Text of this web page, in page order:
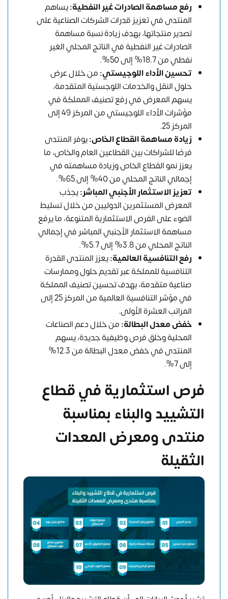
رفع مساهمة الصادرات غير النفطية:يساهم
المنتدى في تعزيز قدرات الشركات الصناعية على
تصدير منتجاتها، بهدف زيادة نسبة مساهمة
الصادرات غير النفطية في الناتج المحلي الغير
نفطي من 18.7% إلى 50%.
تحسين الأداء اللوجيستي:من خلال عرض
حلول النقل والخدمات اللوجستية المتقدمة،
يسهم المعرض في رفع تصنيف المملكة في
مؤشرات الأداء اللوجيستي من المركز 49 إلى
المركز 25.
زيادة مساهمة القطاع الخاص:يوفر المنتدى
فرصًا للشراكات بين القطاعين العام والخاص، ما
يعزز نمو القطاع الخاص وزيادة مساهمته في
إجمالي الناتج المحلي من 40% إلى 65%.
تعزيز الاستثمار الأجنبي المباشر:يجذب
المعرض المستثمرين الدوليين من خلال تسليط
الضوء على الفرص الاستثمارية المتنوعة، ما يرفع
مساهمة الاستثمار الأجنبي المباشر في إجمالي
الناتج المحلي من 3.8% إلى 5.7%.
رفع التنافسية العالمية:يعزز المنتدى القدرة
التنافسية للمملكة عبر تقديم حلول وممارسات
صناعية متقدمة، بهدف تحسين تصنيف المملكة
في مؤشر التنافسية العالمية من المركز 25 إلى
المراتب العشرة الأولى.
خفض معدل البطالة:من خلال دعم الصناعات
المحلية وخلق فرص وظيفية جديدة، يسهم
المنتدى في خفض معدل البطالة من 12.3%
إلى 7%.
فرص استثمارية في قطاع
التشييد والبناء بمناسبة
منتدى ومعرض المعدات
الثقيلة